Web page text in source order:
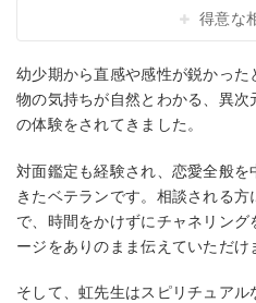
得意な
幼少期から直感や感性が鋭かっ
物の気持ちが自然とわかる、異
の体験をされてきました。
対面鑑定も経験され、恋愛全般
きたベテランです。相談される
で、時間をかけずにチャネリン
ージをありのまま伝えていただけ
そして、虹先生はスピリチュア